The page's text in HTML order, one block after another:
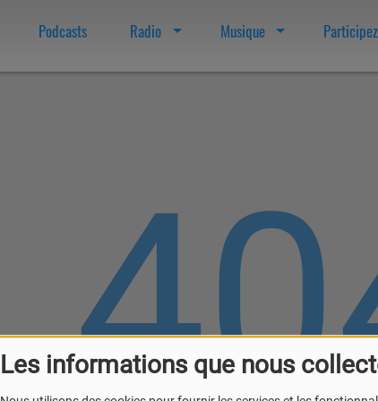
Les informations que nous
Podcasts Radio Musique Participez